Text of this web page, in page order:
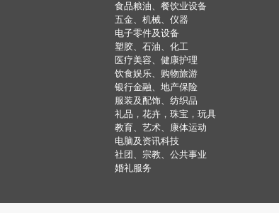
食品粮油、餐饮业设备
五金、机械、仪器
电子零件及设备
塑胶、石油、化工
医疗美容、健康护理
饮食娱乐、购物旅游
银行金融、地产保险
服装及配饰、纺织品
礼品，花卉，珠宝，玩具
教育、艺术、康体运动
电脑及资讯科技
社团、宗教、公共事业
婚礼服务